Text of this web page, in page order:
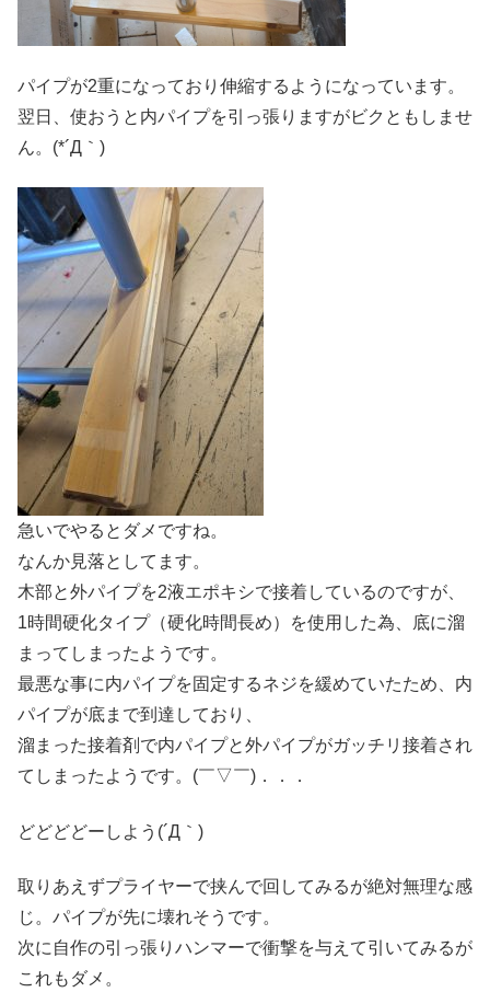
パイプが2重になっており伸縮するようになっています。
翌日、使おうと内パイプを引っ張りますがビクともしませ
ん。(*´Д｀)
急いでやるとダメですね。
なんか見落としてます。
木部と外パイプを2液エポキシで接着しているのですが、
1時間硬化タイプ（硬化時間長め）を使用した為、底に溜
まってしまったようです。
最悪な事に内パイプを固定するネジを緩めていたため、内
パイプが底まで到達しており、
溜まった接着剤で内パイプと外パイプがガッチリ接着され
てしまったようです。(￣▽￣)．．．
どどどどーしよう(´Д｀)
取りあえずプライヤーで挟んで回してみるが絶対無理な感
じ。パイプが先に壊れそうです。
次に自作の引っ張りハンマーで衝撃を与えて引いてみるが
これもダメ。